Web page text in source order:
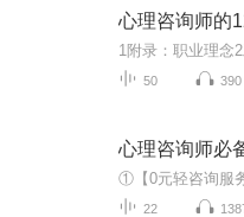
心理咨询师的
50 390
心理咨询师必
22